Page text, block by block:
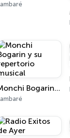
Monchi Bogarin y su repertorio musical